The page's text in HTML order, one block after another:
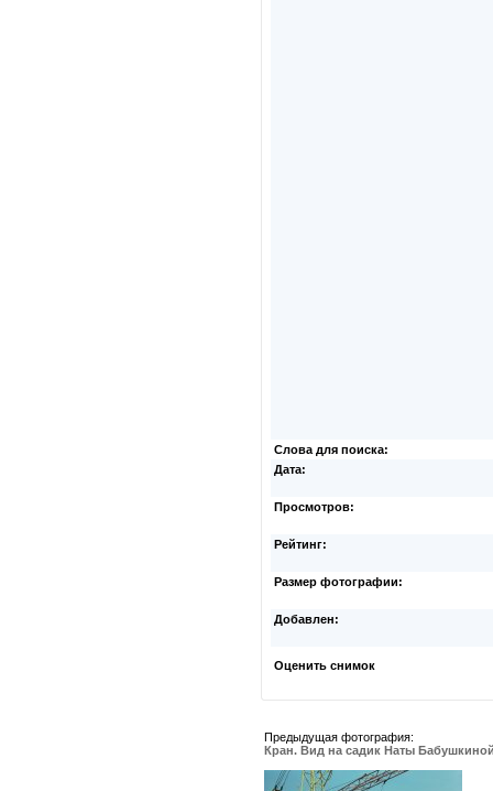
Слова для поиска:
Дата:
Просмотров:
Рейтинг:
Размер фотографии:
Добавлен:
Оценить снимок
Предыдущая фотография:
Кран. Вид на садик Наты